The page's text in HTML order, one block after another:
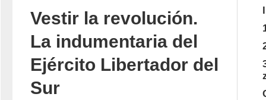
Vestir la revolución.
La indumentaria del
Ejército Libertador del
Sur